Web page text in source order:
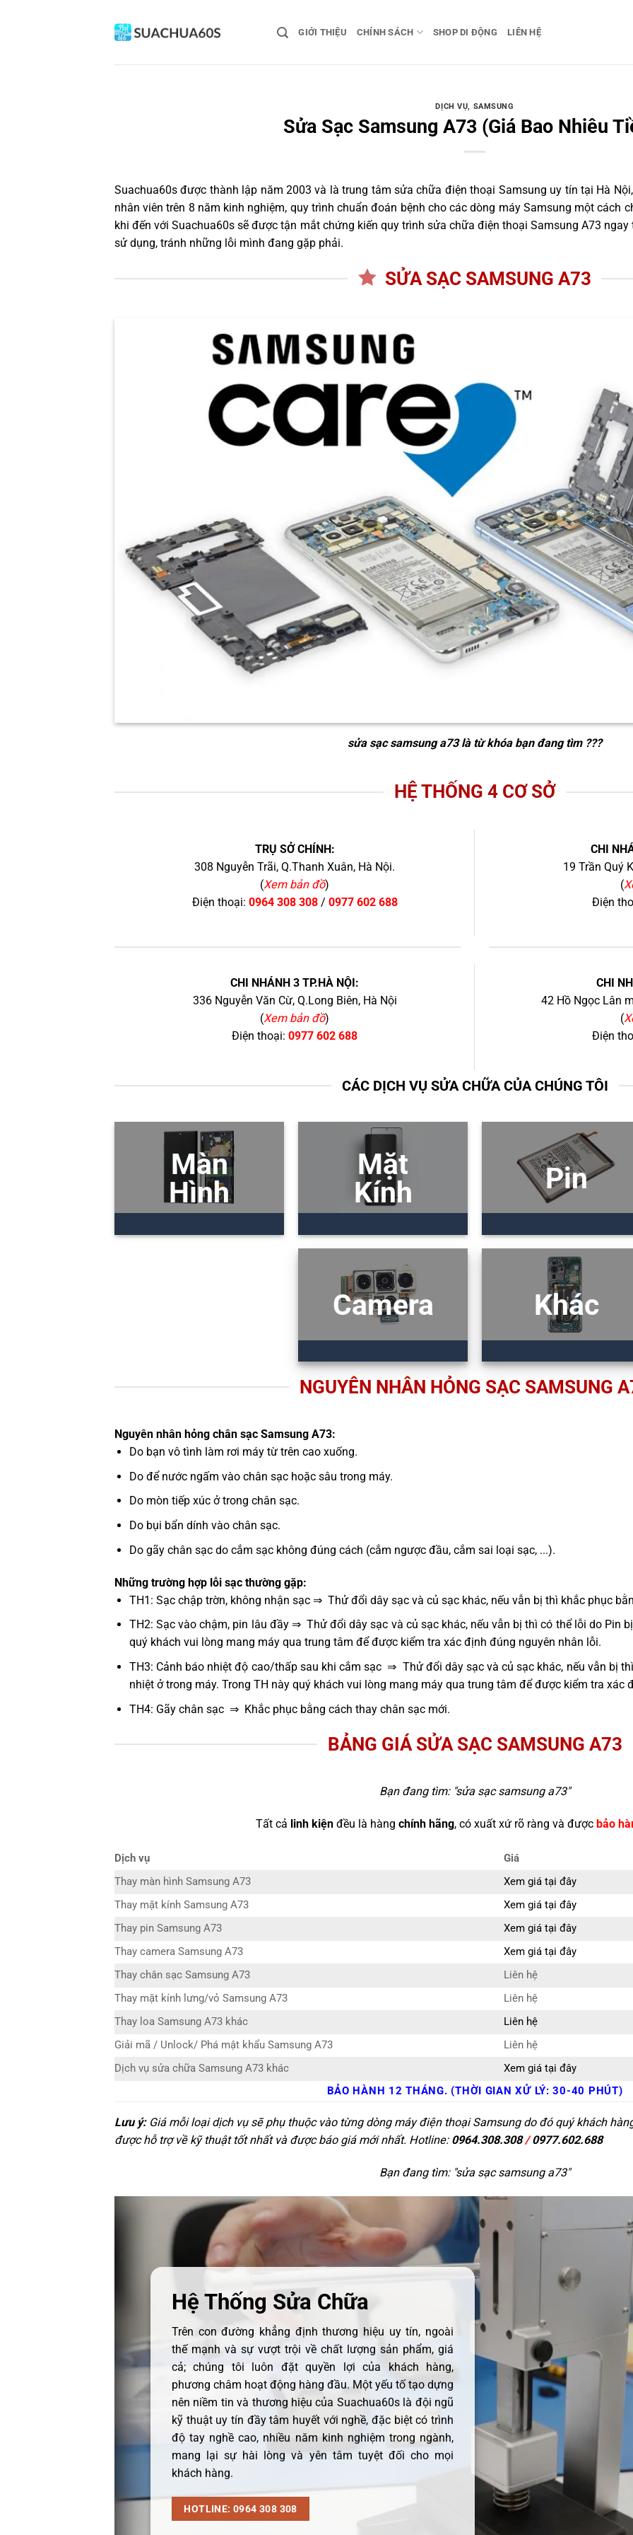
GIỚI THIỆU CHÍNH SÁCH SHOP DI ĐỘNG LIÊN HỆ
DỊCH VỤ, SAMSUNG
Sửa Sạc Samsung A73 (Giá Bao Nhiêu
Suachua60s được thành lập năm 2003 và là trung tâm sửa chữa điện thoại Samsung uy tín tại Hà
nhân viên trên 8 năm kinh nghiệm, quy trình chuẩn đoán bệnh cho các dòng máy Samsung một cách
khi đến với Suachua60s sẽ được tận mắt chứng kiến quy trình sửa chữa điện thoại Samsung A73
sử dụng, tránh những lỗi mình đang gặp phải.
SỬA SẠC SAMSUNG A73
sửa sạc samsung a73là từ khóa bạn đang tìm ???
HỆ THỐNG 4 CƠ SỞ
TRỤ SỞ CHÍNH:
308 Nguyễn Trãi, Q.Thanh Xuân, Hà Nội.
(Xem bản đồ)
Điện thoại: 0964 308 308/ 0977 602 688
CHI
19 Trần Quý
(
Điện
CHI NHÁNH 3 TP.HÀ NỘI:
336 Nguyễn Văn Cừ, Q.Long Biên, Hà Nội
(Xem bản đồ)
Điện thoại: 0977 602 688
CHI
42 Hồ Ngọc Lân
(
Điện
CÁC DỊCH VỤ SỬA CHỮA CỦA CHÚNG TÔI
Màn
Hình
Mặt
Kính
Pin
Camera Khác
NGUYÊN NHÂN HỎNG SẠC SAMSUNG
Nguyên nhân hỏng chân sạc Samsung A73:
Do bạn vô tình làm rơi máy từ trên cao xuống.
Do để nước ngấm vào chân sạc hoặc sâu trong máy.
Do mòn tiếp xúc ở trong chân sạc.
Do bụi bẩn dính vào chân sạc.
Do gãy chân sạc do cắm sạc không đúng cách (cắm ngược đầu, cắm sai loại sạc, ...).
Những trường hợp lỗi sạc thường gặp:
TH1: Sạc chập trờn, không nhận sạc ⇒ Thử đổi dây sạc và củ sạc khác, nếu vẫn bị thì khắc phục
TH2: Sạc vào chậm, pin lâu đầy ⇒ Thử đổi dây sạc và củ sạc khác, nếu vẫn bị thì có thể lỗi do Pin
quý khách vui lòng mang máy qua trung tâm để được kiểm tra xác định đúng nguyên nhân lỗi.
TH3: Cảnh báo nhiệt độ cao/thấp sau khi cắm sạc ⇒ Thử đổi dây sạc và củ sạc khác, nếu vẫn bị
nhiệt ở trong máy. Trong TH này quý khách vui lòng mang máy qua trung tâm để được kiểm tra xác
TH4: Gãy chân sạc ⇒ Khắc phục bằng cách thay chân sạc mới.
BẢNG GIÁ SỬA SẠC SAMSUNG A73
Bạn đang tìm: "sửa sạc samsung a73"
Tất cả linh kiệnđều là hàng chính hãng, có xuất xứ rõ ràng và được bảo
Dịch vụ
Giá
Thay màn hình Samsung A73
Xem giá tại đây
Thay mặt kính Samsung A73
Xem giá tại đây
Thay pin Samsung A73
Xem giá tại đây
Thay camera Samsung A73
Xem giá tại đây
Thay chân sạc Samsung A73
Liên hệ
Thay mặt kính lưng/vỏ Samsung A73
Liên hệ
Thay loa Samsung A73 khác
Liên hệ
Giải mã / Unlock/ Phá mật khẩu Samsung A73
Liên hệ
Dịch vụ sửa chữa Samsung A73 khác
Xem giá tại đây
BẢO HÀNH 12 THÁNG. (THỜI GIAN XỬ LÝ: 30-40 PHÚT)
Lưu ý:Giá mỗi loại dịch vụ sẽ phụ thuộc vào từng dòng máy điện thoại Samsung do đó quý khách
được hỗ trợ về kỹ thuật tốt nhất và được báo giá mới nhất. Hotline: 0964.308.308/0977.602.688
Bạn đang tìm: "sửa sạc samsung a73"
Hệ Thống Sửa Chữa
Trên con đường khẳng định thương hiệu uy tín, ngoài
thế mạnh và sự vượt trội về chất lượng sản phẩm, giá
cả; chúng tôi luôn đặt quyền lợi của khách hàng,
phương châm hoạt động hàng đầu. Một yếu tố tạo dựng
nên niềm tin và thương hiệu của Suachua60s là đội ngũ
kỹ thuật uy tín đầy tâm huyết với nghề, đặc biệt có trình
độ tay nghề cao, nhiều năm kinh nghiệm trong ngành,
mang lại sự hài lòng và yên tâm tuyệt đối cho mọi
khách hàng.
HOTLINE: 0964 308 308